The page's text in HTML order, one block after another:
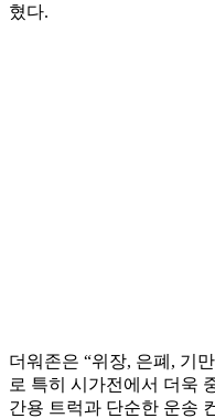
혔다.
더워존은 “위장, 은폐, 기
로 특히 시가전에서 더욱
간용 트럭과 단순한 운송